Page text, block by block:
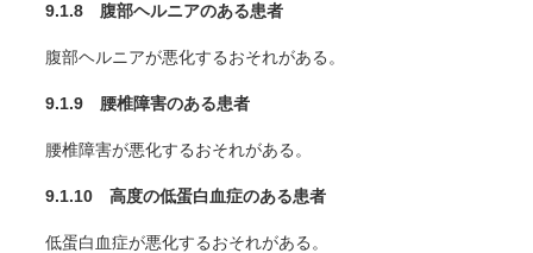
9.1.8 腹部ヘルニアのある患者
腹部ヘルニアが悪化するおそれがある。
9.1.9 腰椎障害のある患者
腰椎障害が悪化するおそれがある。
9.1.10 高度の低蛋白血症のある患者
低蛋白血症が悪化するおそれがある。